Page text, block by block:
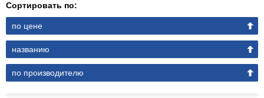
Сортировать по:
по цене
названию
по производителю